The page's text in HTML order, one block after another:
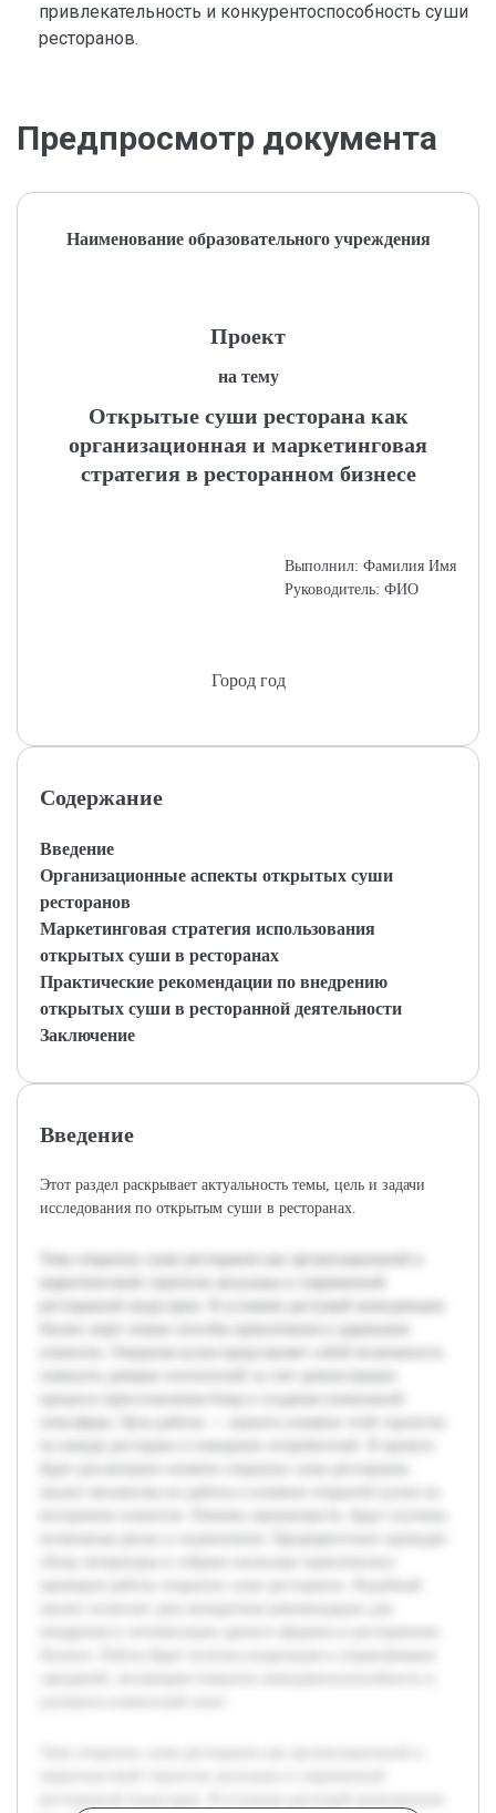
привлекательность и конкурентоспособность суши
ресторанов.
Предпросмотр документа
Наименование образовательного учреждения
Проект
на тему
Открытые суши ресторана как
организационная и маркетинговая
стратегия в ресторанном бизнесе
Выполнил: Фамилия Имя
Руководитель: ФИО
Город год
Содержание
Введение
Организационные аспекты открытых суши
ресторанов
Маркетинговая стратегия использования
открытых суши в ресторанах
Практические рекомендации по внедрению
открытых суши в ресторанной деятельности
Заключение
Введение
Этот раздел раскрывает актуальность темы, цель и задачи
исследования по открытым суши в ресторанах.